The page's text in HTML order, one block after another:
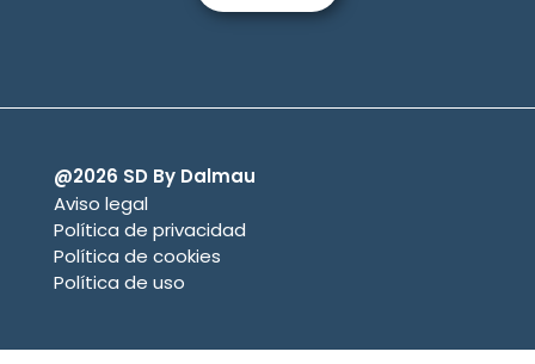
@2026 SD By Dalmau
Aviso legal
Política de privacidad
Política de cookies
Política de uso